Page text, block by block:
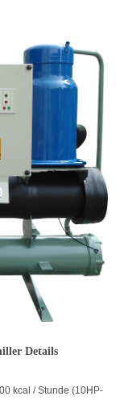
Details
kcal / Stunde (10HP-